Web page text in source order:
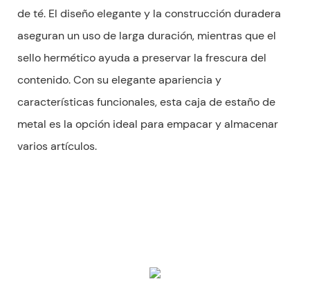
de té. El diseño elegante y la construcción duradera
aseguran un uso de larga duración, mientras que el
sello hermético ayuda a preservar la frescura del
contenido. Con su elegante apariencia y
características funcionales, esta caja de estaño de
metal es la opción ideal para empacar y almacenar
varios artículos.